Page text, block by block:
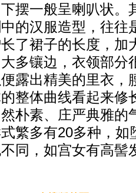
摆一般呈喇叭状。
的汉服造型，往往
了裙子的长度，加
多镶边，衣领部分
露出精美的里衣，
整体曲线看起来修
朴素、庄严典雅的
繁多有20多种，如
同，如宫女有高髻